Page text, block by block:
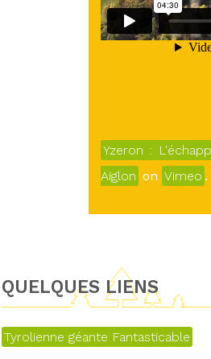
Yzeron :
Aiglon on Vimeo .
QUELQUES LIENS
Tyrolienne géante Fantasticable